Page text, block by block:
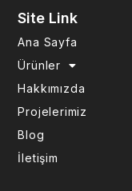
Site Link
Ana Sayfa
Ürünler
Hakkımızda
Projelerimiz
Blog
İletişim